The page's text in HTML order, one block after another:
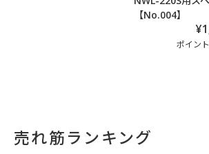
【No.004】
ポイン
売れ筋ランキング